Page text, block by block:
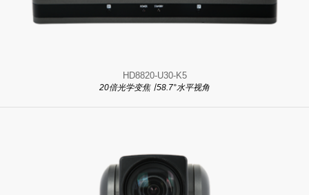
HD8820-U30-K5
20倍光学变焦 ∣ 58.7°水平视角